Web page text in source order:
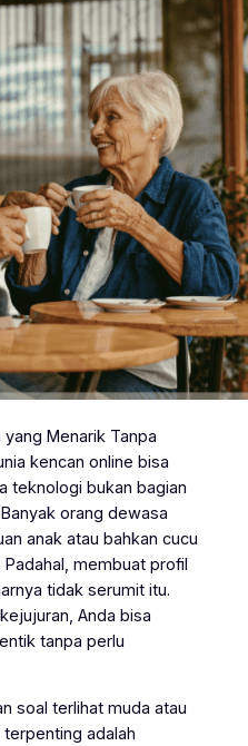
Menarik Tanpa
kencan online bisa
teknologi bukan bagian
orang dewasa
anak atau bahkan cucu
membuat profil
tidak serumit itu.
Anda bisa
tanpa perlu
soal terlihat muda atau
adalah